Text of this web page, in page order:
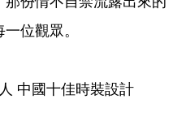
位觀眾。
中國十佳時裝設計